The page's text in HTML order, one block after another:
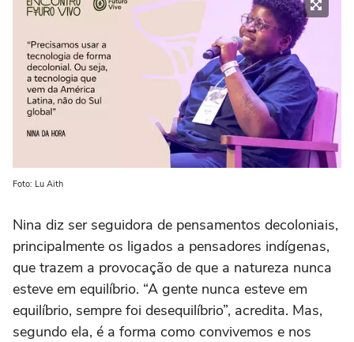
Foto: Lu Aith
Nina diz ser seguidora de pensamentos decoloniais,
principalmente os ligados a pensadores indígenas,
que trazem a provocação de que a natureza nunca
esteve em equilíbrio. “A gente nunca esteve em
equilíbrio, sempre foi desequilíbrio”, acredita. Mas,
segundo ela, é a forma como convivemos e nos